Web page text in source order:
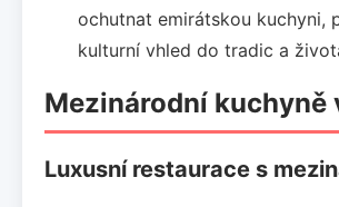
ochutnat emirátskou kuchyni,
kulturní vhled do tradic a
Mezinárodní kuchyně
Luxusní restaurace s